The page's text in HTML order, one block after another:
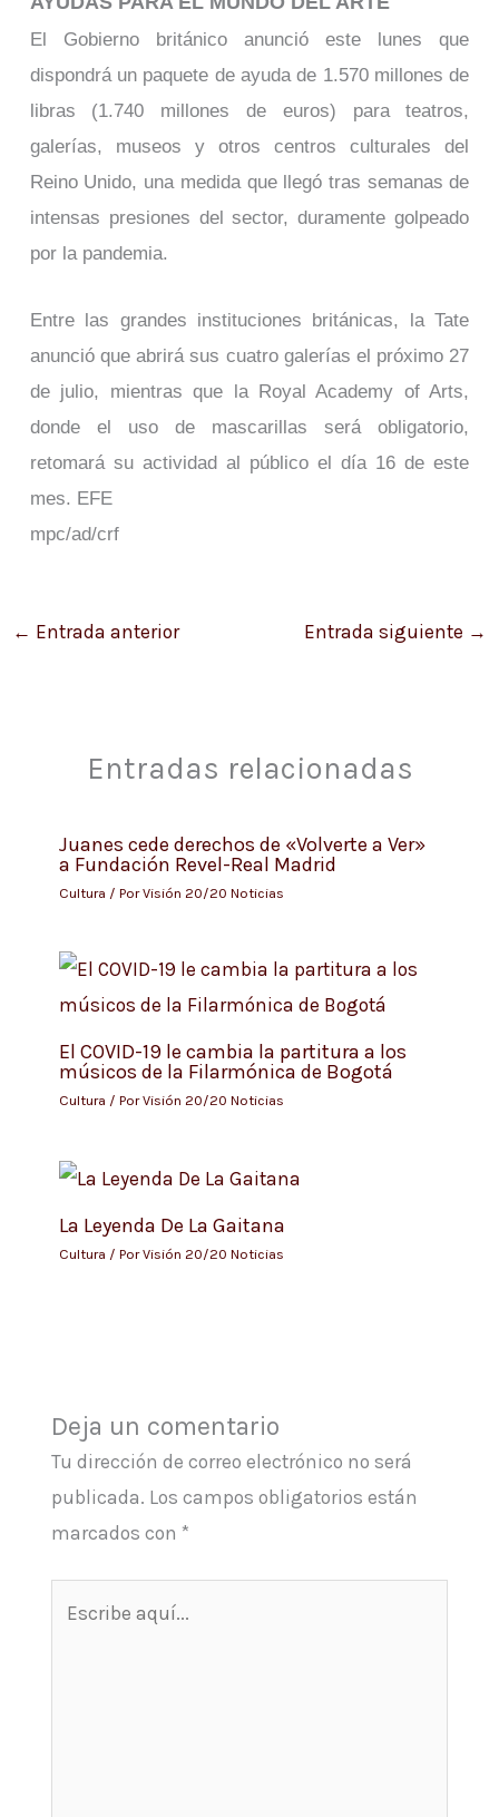
El Gobierno británico anunció este lunes que
dispondrá un paquete de ayuda de 1.570 millones de
libras (1.740 millones de euros) para teatros,
galerías, museos y otros centros culturales del
Reino Unido, una medida que llegó tras semanas de
intensas presiones del sector, duramente golpeado
por la pandemia.
Entre las grandes instituciones británicas, la Tate
anunció que abrirá sus cuatro galerías el próximo 27
de julio, mientras que la Royal Academy of Arts,
donde el uso de mascarillas será obligatorio,
retomará su actividad al público el día 16 de este
mes. EFE
mpc/ad/crf
← Entrada anterior Entrada siguiente →
Entradas relacionadas
Juanes cede derechos de «Volverte a Ver»
a Fundación Revel-Real Madrid
Cultura / PorVisión 20/20 Noticias
El COVID-19 le cambia la partitura a los
músicos de la Filarmónica de Bogotá
Cultura / PorVisión 20/20 Noticias
La Leyenda De La Gaitana
Cultura / PorVisión 20/20 Noticias
Deja un comentario
Tu dirección de correo electrónico no será
publicada. Los campos obligatorios están
marcados con *